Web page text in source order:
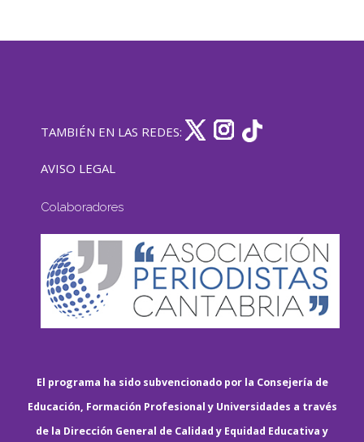
TAMBIÉN EN LAS REDES:
AVISO LEGAL
Colaboradores
El programa ha sido subvencionado por la Consejería de
Educación, Formación Profesional y Universidades a través
de la Dirección General de Calidad y Equidad Educativa y